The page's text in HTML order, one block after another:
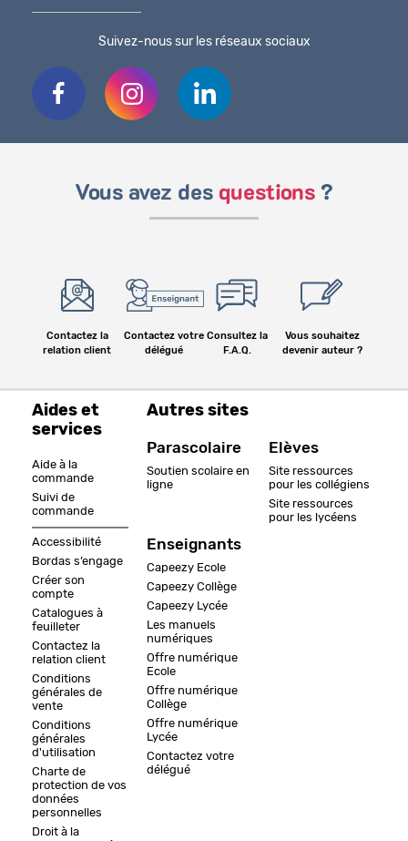
Suivez-nous sur les réseaux sociaux
Vous avez des questions ?
Contactez la
relation client
Contactez votre
délégué
Consultez la
F.A.Q.
Vous souhaitez
devenir auteur ?
Aides et
services
Aide à la
commande
Suivi de
commande
Accessibilité
Bordas s’engage
Créer son
compte
Catalogues à
feuilleter
Contactez la
relation client
Conditions
générales de
vente
Conditions
générales
d'utilisation
Charte de
protection de vos
données
personnelles
Droit à la
Autres sites
Parascolaire
Soutien scolaire en
ligne
Enseignants
Capeezy Ecole
Capeezy Collège
Capeezy Lycée
Les manuels
numériques
Offre numérique
Ecole
Offre numérique
Collège
Offre numérique
Lycée
Contactez votre
délégué
Elèves
Site ressources
pour les collégiens
Site ressources
pour les lycéens